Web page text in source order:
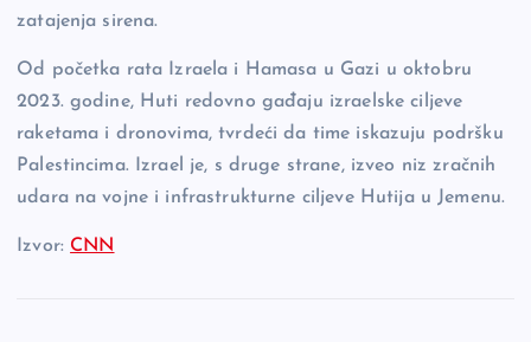
zatajenja sirena.
Od početka rata Izraela i Hamasa u Gazi u oktobru
2023. godine, Huti redovno gađaju izraelske ciljeve
raketama i dronovima, tvrdeći da time iskazuju podršku
Palestincima. Izrael je, s druge strane, izveo niz zračnih
udara na vojne i infrastrukturne ciljeve Hutija u Jemenu.
Izvor: CNN